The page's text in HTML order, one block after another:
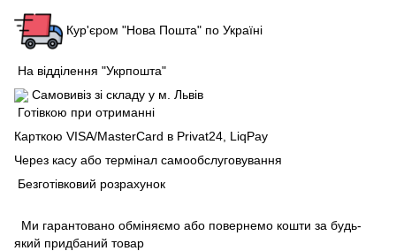
Кур'єром "Нова Пошта" по Україні
На відділення "Укрпошта"
Самовивіз зі складу у м. Львів
Готівкою при отриманні
Карткою VISA/MasterCard в Рrivat24, LiqPay
Через касу або термінал самообслуговування
Безготівковий розрахунок
Ми гарантовано обміняємо або повернемо кошти за будь-
який придбаний товар